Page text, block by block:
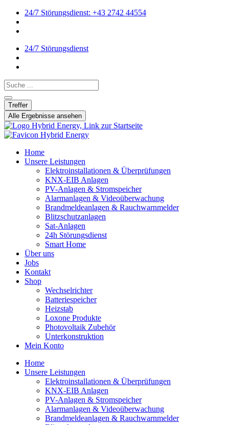
24/7 Störungsdienst: +43 2742 44554
24/7 Störungsdienst
Search ...
Treffer
Alle Ergebnisse ansehen
Home
Unsere Leistungen
Elektroinstallationen & Überprüfungen
KNX-EIB Anlagen
PV-Anlagen & Stromspeicher
Alarmanlagen & Videoüberwachung
Brandmeldeanlagen & Rauchwarnmelder
Blitzschutzanlagen
Sat-Anlagen
24h Störungsdienst
Smart Home
Über uns
Jobs
Kontakt
Shop
Wechselrichter
Batteriespeicher
Heizstab
Loxone Produkte
Photovoltaik Zubehör
Unterkonstruktion
Mein Konto
Home
Unsere Leistungen
Elektroinstallationen & Überprüfungen
KNX-EIB Anlagen
PV-Anlagen & Stromspeicher
Alarmanlagen & Videoüberwachung
Brandmeldeanlagen & Rauchwarnmelder